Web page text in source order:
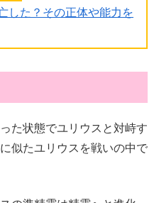
した？その正体や能力を
た状態でユリウスと対峙す
似たユリウスを戦いの中で